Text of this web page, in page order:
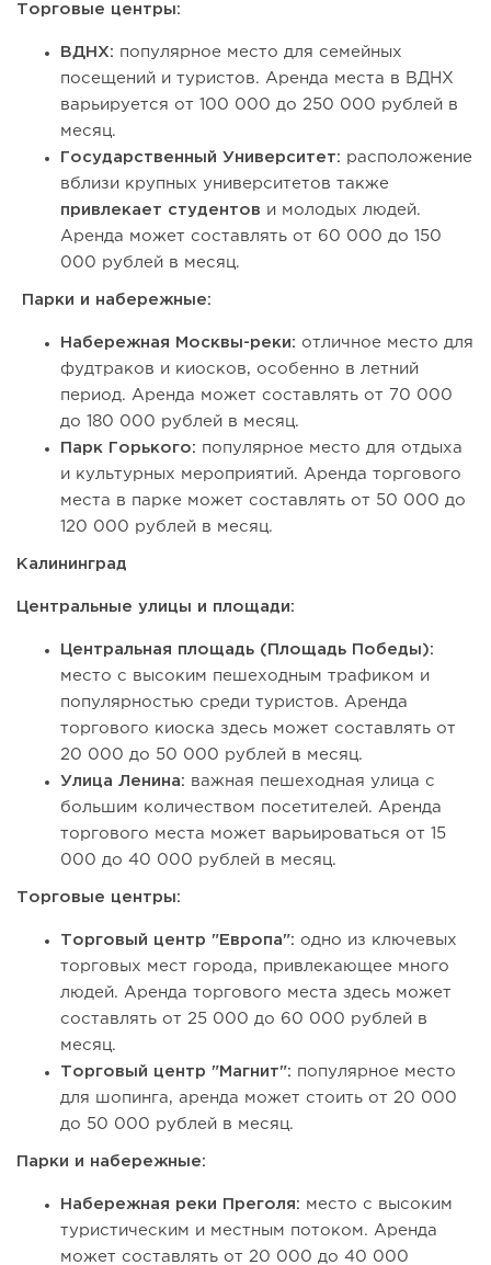
Торговые центры:
ВДНХ: популярное место для семейных
посещений и туристов. Аренда места в ВДНХ
варьируется от 100 000 до 250 000 рублей в
месяц.
Государственный Университет: расположение
вблизи крупных университетов также
привлекает студентов и молодых людей.
Аренда может составлять от 60 000 до 150
000 рублей в месяц.
Парки и набережные:
Набережная Москвы-реки: отличное место для
фудтраков и киосков, особенно в летний
период. Аренда может составлять от 70 000
до 180 000 рублей в месяц.
Парк Горького: популярное место для отдыха
и культурных мероприятий. Аренда торгового
места в парке может составлять от 50 000 до
120 000 рублей в месяц.
Калининград
Центральные улицы и площади:
Центральная площадь (Площадь Победы):
место с высоким пешеходным трафиком и
популярностью среди туристов. Аренда
торгового киоска здесь может составлять от
20 000 до 50 000 рублей в месяц.
Улица Ленина: важная пешеходная улица с
большим количеством посетителей. Аренда
торгового места может варьироваться от 15
000 до 40 000 рублей в месяц.
Торговые центры:
Торговый центр "Европа": одно из ключевых
торговых мест города, привлекающее много
людей. Аренда торгового места здесь может
составлять от 25 000 до 60 000 рублей в
месяц.
Торговый центр "Магнит": популярное место
для шопинга, аренда может стоить от 20 000
до 50 000 рублей в месяц.
Парки и набережные:
Набережная реки Преголя: место с высоким
туристическим и местным потоком. Аренда
может составлять от 20 000 до 40 000